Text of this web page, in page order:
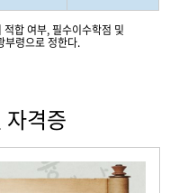
합 여부, 필수이수학점 및
부령으로 정한다.
자격증